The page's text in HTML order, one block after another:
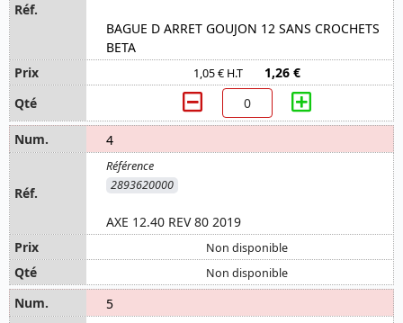
BAGUE D ARRET GOUJON 12 SANS CROCHETS
BETA
1,05 € H.T 1,26 €
4
2893620000
AXE 12.40 REV 80 2019
Non disponible
Non disponible
5